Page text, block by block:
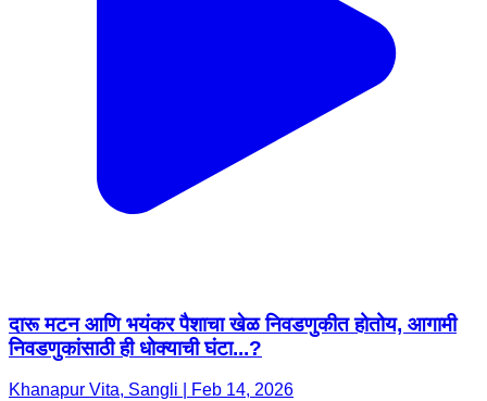
दारू मटन आणि भयंकर पैशाचा खेळ निवडणुकीत होतोय, आगामी
निवडणुकांसाठी ही धोक्याची घंटा...?
Khanapur Vita, Sangli | Feb 14, 2026